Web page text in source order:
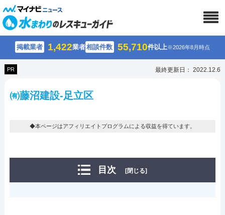
掲載業者 1,422業者相談件数 55,710件以上※2026年8月時点
PR 最終更新日： 2022.12.6
㈲藤沼建設-足立区
◆本ページはアフィリエイトプログラムによる収益を得ています。
目次 [閉じる]